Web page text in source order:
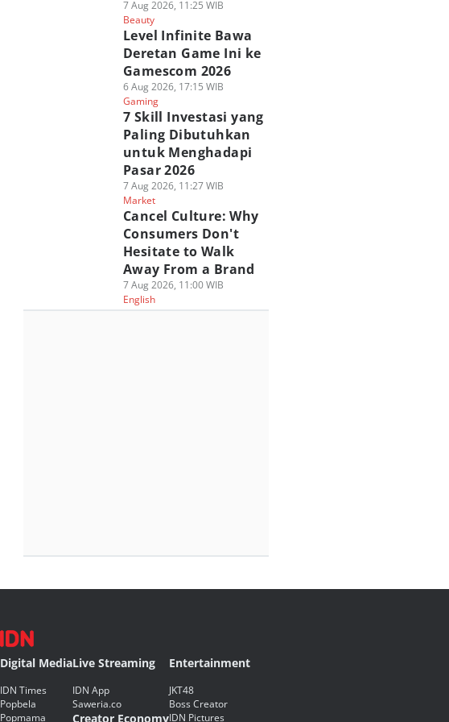
7 Aug 2026, 11:25 WIB
Beauty
Level Infinite Bawa
Deretan Game Ini ke
Gamescom 2026
6 Aug 2026, 17:15 WIB
Gaming
7 Skill Investasi yang
Paling Dibutuhkan
untuk Menghadapi
Pasar 2026
7 Aug 2026, 11:27 WIB
Market
Cancel Culture: Why
Consumers Don't
Hesitate to Walk
Away From a Brand
7 Aug 2026, 11:00 WIB
English
Digital Media
IDN Times
Popbela
Popmama
Live Streaming
IDN App
Saweria.co
Creator Economy
Entertainment
JKT48
Boss Creator
IDN Pictures